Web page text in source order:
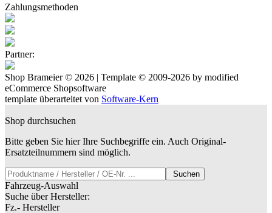
Zahlungsmethoden
Partner:
Shop Brameier © 2026 | Template © 2009-2026 by modified
eCommerce Shopsoftware
template überarteitet von Software-Kern
Shop durchsuchen
Bitte geben Sie hier Ihre Suchbegriffe ein. Auch Original-
Ersatzteilnummern sind möglich.
Suchen
Fahrzeug-Auswahl
Suche über Hersteller:
Fz.- Hersteller